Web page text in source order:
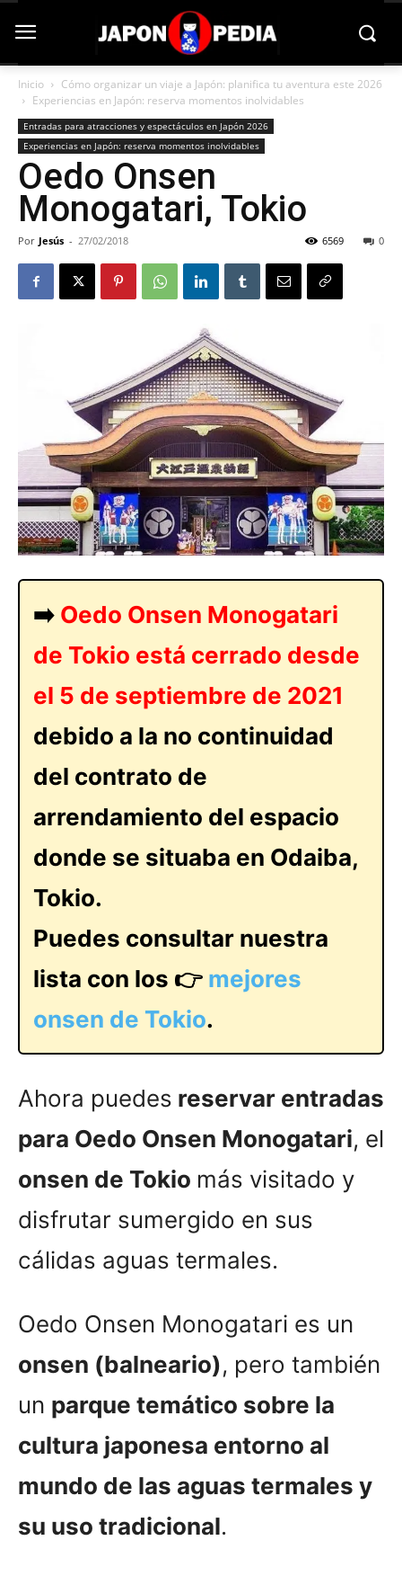
Inicio
Cómo organizar un viaje a Japón: planifica tu aventura este 2026
Experiencias en Japón: reserva momentos inolvidables
Entradas para atracciones y espectáculos en Japón 2026
Experiencias en Japón: reserva momentos inolvidables
Oedo Onsen
Monogatari, Tokio
Por Jesús - 27/02/2018 0
6569
➡️ Oedo Onsen Monogatari
de Tokio está cerrado desde
el 5 de septiembre de 2021
debido a la no continuidad
del contrato de
arrendamiento del espacio
donde se situaba en Odaiba,
Tokio.
Puedes consultar nuestra
lista con los 👉 mejores
onsen de Tokio.
Ahora puedes reservar entradas
para Oedo Onsen Monogatari, el
onsen de Tokio más visitado y
disfrutar sumergido en sus
cálidas aguas termales.
Oedo Onsen Monogatari es un
onsen (balneario), pero también
un parque temático sobre la
cultura japonesa entorno al
mundo de las aguas termales y
su uso tradicional.